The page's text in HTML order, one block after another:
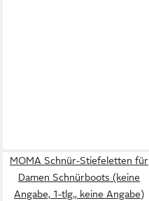
MOMA Schnür-Stiefeletten für
Damen Schnürboots (keine
Angabe, 1-tlg., keine Angabe)